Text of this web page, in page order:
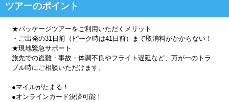
ツアーのポイント
★パッケージツアーをご利用いただくメリット
・ご出発の31日前（ピーク時は41日前）まで取消料がかからない！
★現地緊急サポート
旅先での盗難・事故・体調不良やフライト遅延など、万が一のトラ
ブル時にご相談いただけます。
●マイルがたまる！
●オンラインカード決済可能！